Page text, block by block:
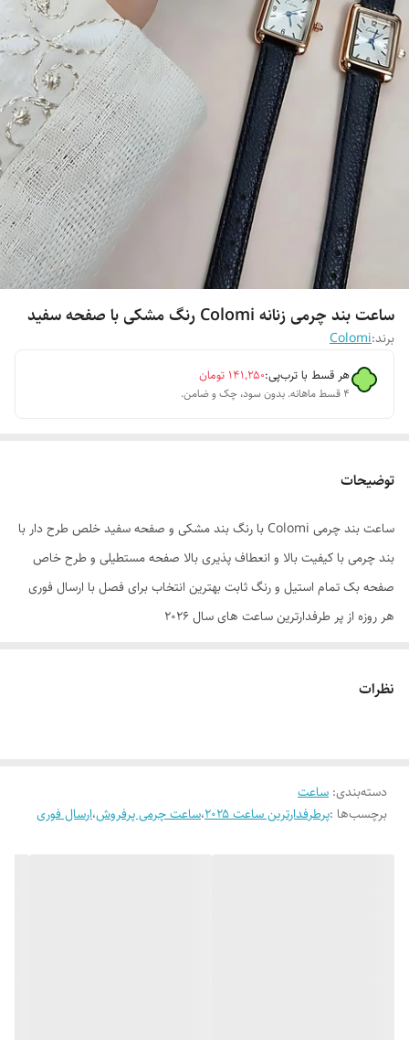
ساعت بند چرمی زنانه Colomi رنگ مشکی با صفحه سفید
برند:Colomi
هر قسط با ترب‌پی:۱۴۱٬۲۵۰ تومان
۴ قسط ماهانه. بدون سود، چک و ضامن.
توضیحات
ساعت بند چرمی Colomi با رنگ بند مشکی و صفحه سفید خلص طرح دار با
بند چرمی با کیفیت بالا و انعطاف پذیری بالا صفحه مستطیلی و طرح خاص
صفحه بک تمام استیل و رنگ ثابت بهترین انتخاب برای فصل با ارسال فوری
هر روزه از پر طرفدارترین ساعت های سال 2026
نظرات
دسته‌بندی: ساعت
برچسب‌ها :پرطرفدارترین ساعت ۲۰۲۵ ،ساعت چرمی پرفروش،ارسال فوری